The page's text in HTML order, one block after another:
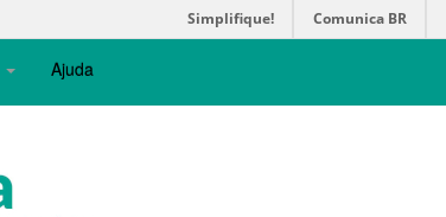
Simplifique! Comunica BR
Ajuda